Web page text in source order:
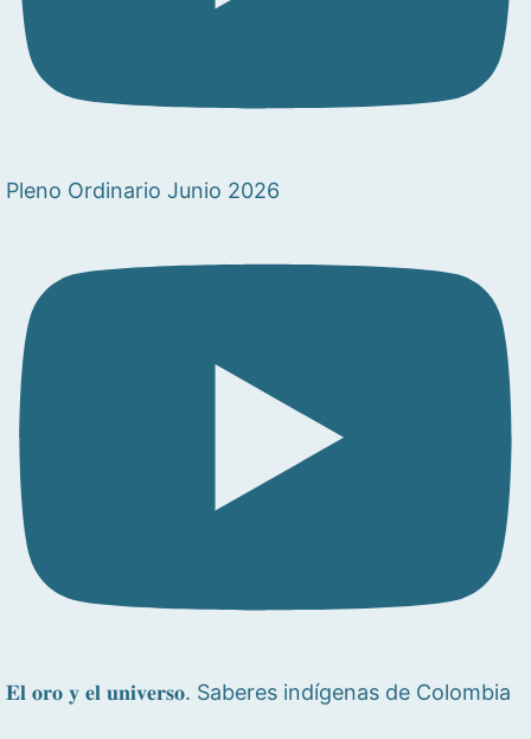
Pleno Ordinario Junio 2026
𝐄𝐥 𝐨𝐫𝐨 𝐲 𝐞𝐥 𝐮𝐧𝐢𝐯𝐞𝐫𝐬𝐨. Saberes indígenas de Colombia